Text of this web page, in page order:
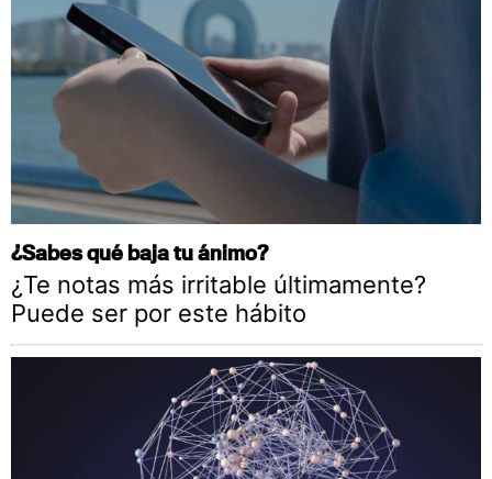
¿Sabes qué baja tu ánimo?
¿Te notas más irritable últimamente?
Puede ser por este hábito